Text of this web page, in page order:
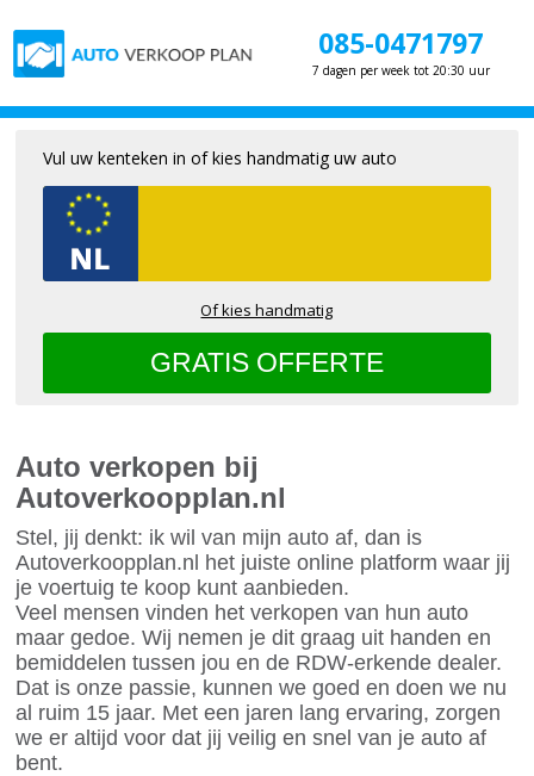
085-0471797
7 dagen per week tot 20:30 uur
Auto verkopen bij
Autoverkoopplan.nl
Stel, jij denkt: ik wil van mijn auto af, dan is
Autoverkoopplan.nl het juiste online platform waar jij
je voertuig te koop kunt aanbieden.
Veel mensen vinden het verkopen van hun auto
maar gedoe. Wij nemen je dit graag uit handen en
bemiddelen tussen jou en de RDW-erkende dealer.
Dat is onze passie, kunnen we goed en doen we nu
al ruim 15 jaar. Met een jaren lang ervaring, zorgen
we er altijd voor dat jij veilig en snel van je auto af
bent.
Vul uw kenteken in of kies handmatig uw auto
Of kies handmatig